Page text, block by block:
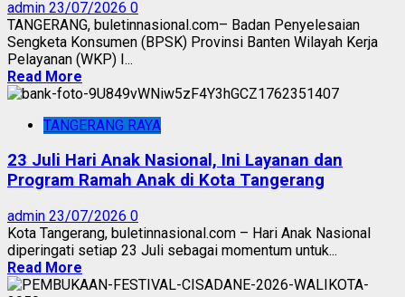
admin 23/07/2026 0
TANGERANG, buletinnasional.com– Badan Penyelesaian
Sengketa Konsumen (BPSK) Provinsi Banten Wilayah Kerja
Pelayanan (WKP) I...
Read More
TANGERANG RAYA
23 Juli Hari Anak Nasional, Ini Layanan dan
Program Ramah Anak di Kota Tangerang
admin 23/07/2026 0
Kota Tangerang, buletinnasional.com – Hari Anak Nasional
diperingati setiap 23 Juli sebagai momentum untuk...
Read More